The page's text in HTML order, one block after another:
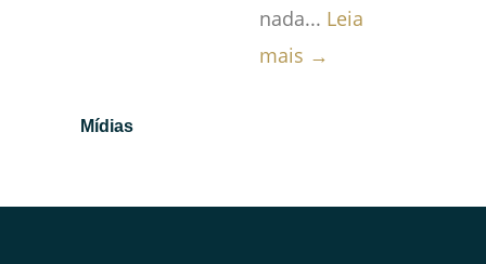
nada... Leia
mais →
Mídias